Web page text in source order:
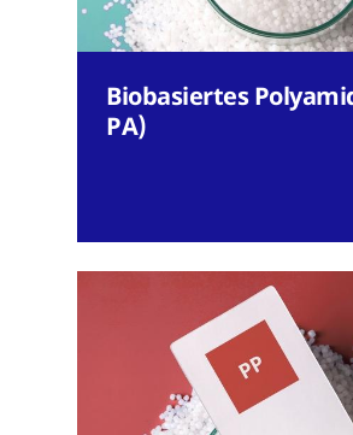
Biobasiertes
PA)